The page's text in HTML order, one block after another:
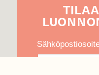
TILAA